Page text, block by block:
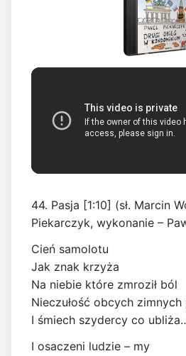
44. Pasja [1:10] (sł. Marcin
Piekarczyk, wykonanie –
Cień samolotu
Jak znak krzyża
Na niebie które zmroził ból
Nieczułość obcych zimnych
I śmiech szydercy co
I osaczeni ludzie – my